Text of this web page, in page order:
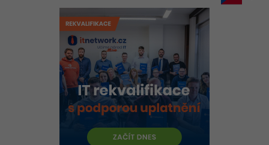
Workshopy zdarma
Umělá inteligence v praxi
Datová analýza v praxi
Školení
Základy programování
Objektové programování - OOP
Umělá inteligence
Školení dle technologií
C# .NET
Kurzy IT profesí
Junior programátor
Programátor WWW aplikací
Senior programátor
Front-end developer
Kurzy programování
Jak začít?
Java -80%
C#.NET -80%
-80%